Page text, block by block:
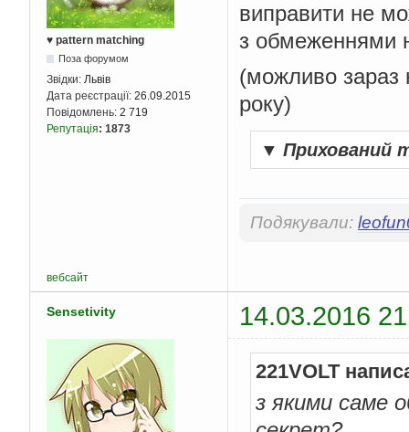
♥ pattern matching
Поза форумом
Звідки: Львів
Дата реєстрації: 26.09.2015
Повідомлень: 2 719
Репутація: 1873
виправити не
з обмеженнями
(можливо зараз
року)
▼ Прихований
Подякували:
вебсайт
Sensetivity 14.03.2016
221VOLT
з якими саме